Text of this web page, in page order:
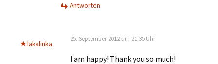
Antworten
lakalinka
25. September 2012 um 21:35 Uhr
I am happy! Thank you so much!